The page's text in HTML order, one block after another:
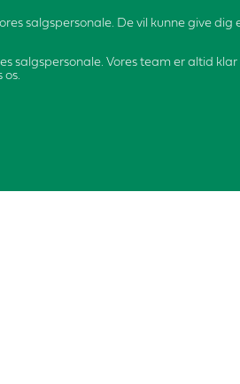
salgspersonale. De vil kunne give dig
salgspersonale. Vores team er altid
os.